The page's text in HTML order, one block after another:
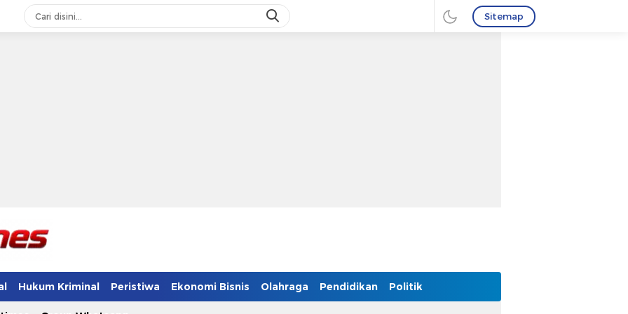
Sitemap
Hukum Kriminal Peristiwa Ekonomi Bisnis Olahraga Pendidikan Politik